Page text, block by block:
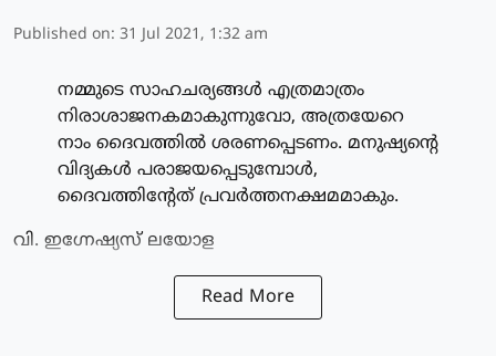
Published on: 31 Jul 2021, 1:32 am
നമ്മുടെ സാഹചര്യങ്ങള്‍ എത്രമാത്രം
നിരാശാജനകമാകുന്നുവോ, അത്രയേറെ
നാം ദൈവത്തില്‍ ശരണപ്പെടണം. മനുഷ്യന്റെ
വിദ്യകള്‍ പരാജയപ്പെടുമ്പോള്‍,
ദൈവത്തിന്റേത് പ്രവര്‍ത്തനക്ഷമമാകും.
വി. ഇഗ്നേഷ്യസ് ലയോള
Read More